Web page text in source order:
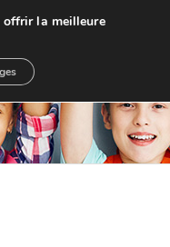
offrir la meilleure